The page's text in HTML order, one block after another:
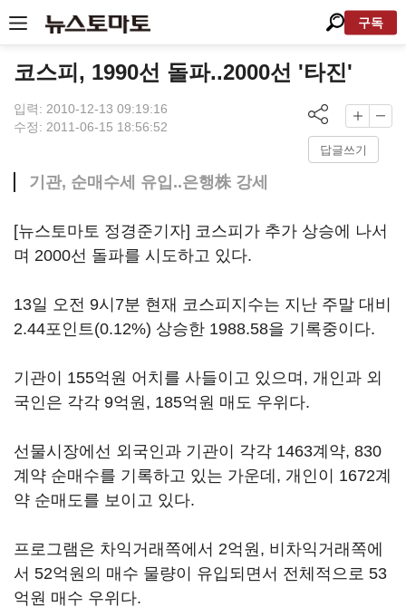
구독
코스피, 1990선 돌파..2000선 '타진'
입력: 2010-12-13 09:19:16
수정: 2011-06-15 18:56:52
답글쓰기
기관, 순매수세 유입..은행株 강세
[뉴스토마토 정경준기자] 코스피가 추가 상승에 나서
며 2000선 돌파를 시도하고 있다.
13일 오전 9시7분 현재 코스피지수는 지난 주말 대비
2.44포인트(0.12%) 상승한 1988.58을 기록중이다.
기관이 155억원 어치를 사들이고 있으며, 개인과 외
국인은 각각 9억원, 185억원 매도 우위다.
선물시장에선 외국인과 기관이 각각 1463계약, 830
계약 순매수를 기록하고 있는 가운데, 개인이 1672계
약 순매도를 보이고 있다.
프로그램은 차익거래쪽에서 2억원, 비차익거래쪽에
서 52억원의 매수 물량이 유입되면서 전체적으로 53
억원 매수 우위다.